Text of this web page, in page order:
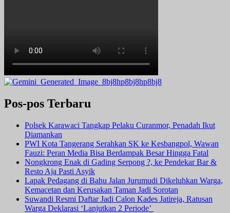
Pos-pos Terbaru
Polsek Karawaci Tangkap Pelaku Curanmor, Penadah Ikut
Diamankan
PWI Kota Tangerang Serahkan SK ke Kesbangpol, Wawan
Fauzi: Peran Media Bisa Berdampak Besar Hingga Fatal
Nongkrong Enak di Gading Serpong ?, ke Pendekar Bar &
Resto Aja Pasti Asyik
Lapak Pedagang di Bahu Jalan Jurumudi Dikeluhkan Warga,
Kemacetan dan Kerusakan Taman Jadi Sorotan
Suwandi Resmi Daftar Jadi Calon Kades Jatireja, Ratusan
Warga Deklarasi ‘Lanjutkan 2 Periode’